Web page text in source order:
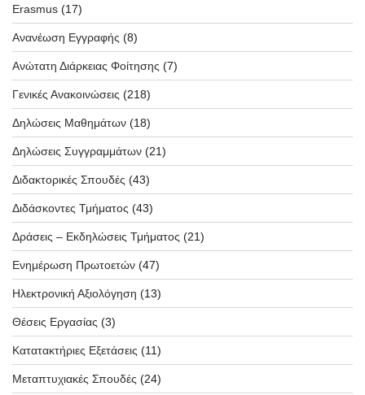
Erasmus (17)
Ανανέωση Εγγραφής (8)
Ανώτατη Διάρκειας Φοίτησης (7)
Γενικές Ανακοινώσεις (218)
Δηλώσεις Μαθημάτων (18)
Δηλώσεις Συγγραμμάτων (21)
Διδακτορικές Σπουδές (43)
Διδάσκοντες Τμήματος (43)
Δράσεις – Εκδηλώσεις Τμήματος (21)
Ενημέρωση Πρωτοετών (47)
Ηλεκτρονική Αξιολόγηση (13)
Θέσεις Εργασίας (3)
Κατατακτήριες Εξετάσεις (11)
Μεταπτυχιακές Σπουδές (24)